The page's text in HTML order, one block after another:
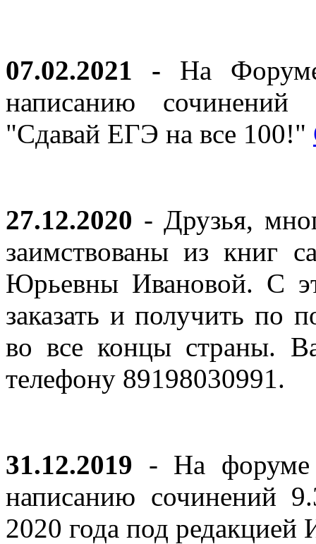
07.02.2021 - На
написанию
"Сдавай ЕГЭ на все 100!"
27.12.2020 - Друзья,
заимствованы из книг
Юрьевны Ивановой. С
заказать и получить по
во все концы страны.
телефону 89198030991.
31.12.2019 - На форуме
написанию сочинений
2020 года под